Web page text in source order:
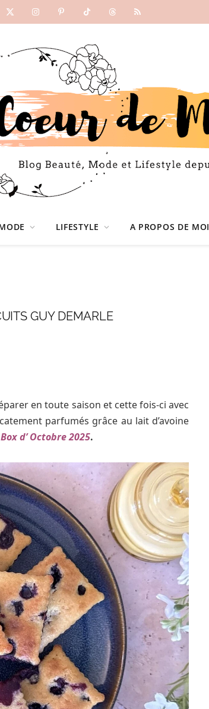
X
InstagramPinterestTikTokThreadsRSS
LIFESTYLE A PROPOS DE MOI
GUY DEMARLE
en toute saison et cette fois-ci avec
parfumés grâce au lait d’avoine
d’ Octobre 2025.